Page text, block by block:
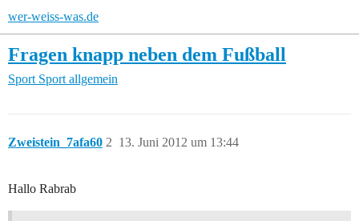
wer-weiss-was.de
Fragen knapp neben dem Fußball
Sport Sport allgemein
Zweistein_7afa60 13. Juni 2012 um 13:44
2
Hallo Rabrab